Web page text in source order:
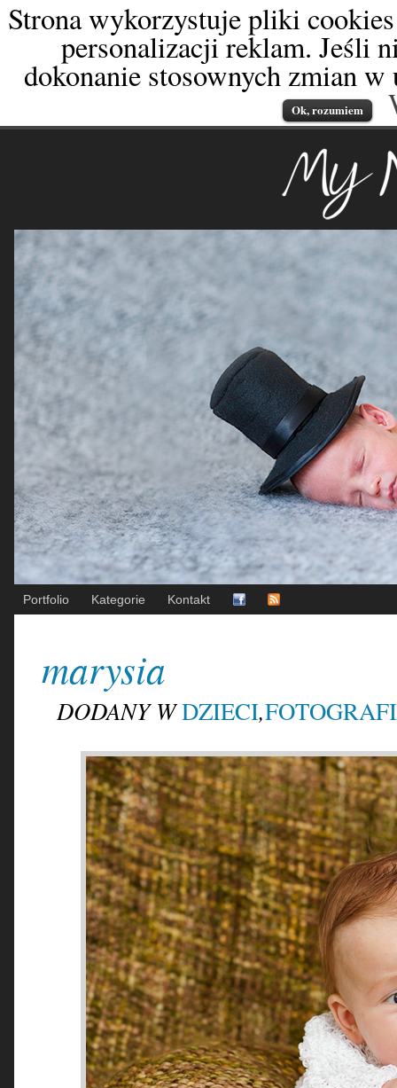
Strona wykorzystuje pliki
personalizacji reklam. Jeśli
dokonanie stosownych zmian
Ok, rozumiem
My Newborn
fotografia od dnia
Portfolio Kategorie Kontakt
marysia
DODANY WDZIECI,